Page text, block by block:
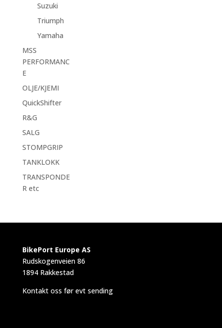
Suzuki
Triumph
Yamaha
MSS
PERFORMANC
E
OLJE/KJEMI
QuickShifter
R&G
SALG
STOMPGRIP
TANKLOKK
TRANSPONDE
R etc
BikePort Europe AS
Rudskogenveien 86
1894 Rakkestad
Kontakt oss før evt sending